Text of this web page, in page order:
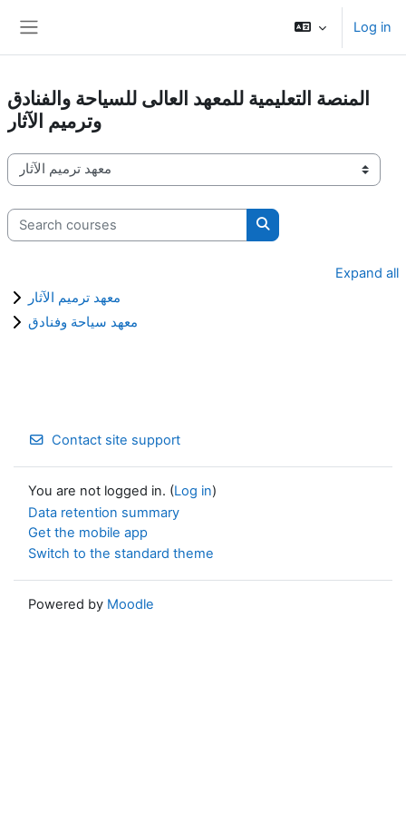
Log in
المنصة التعليمية للمعهد العالى للسياحة والفنادق
وترميم الآثار
Course categories
Search courses
Search courses
Expand all
معهد ترميم الآثار
معهد سياحة وفنادق
Contact site support
You are not logged in. (Log in)
Data retention summary
Get the mobile app
Switch to the standard theme
Powered by Moodle